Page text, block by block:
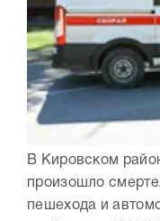
В Кировском
произошло
пешехода и